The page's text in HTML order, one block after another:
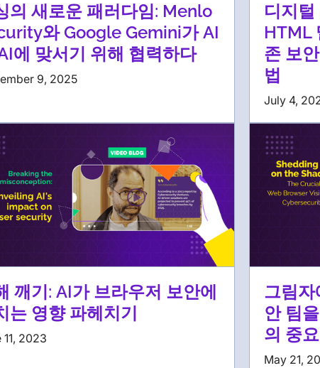
의 새로운 패러다임: Menlo
와 Google Gemini가 AI
에 맞서기 위해 협력하다
9, 2025
디지털
HTML
존 보
법
July 4,
깨기: AI가 브라우저 보안에
는 영향 파헤치기
11, 2023
그림자
안 팀
의 중
May 21,